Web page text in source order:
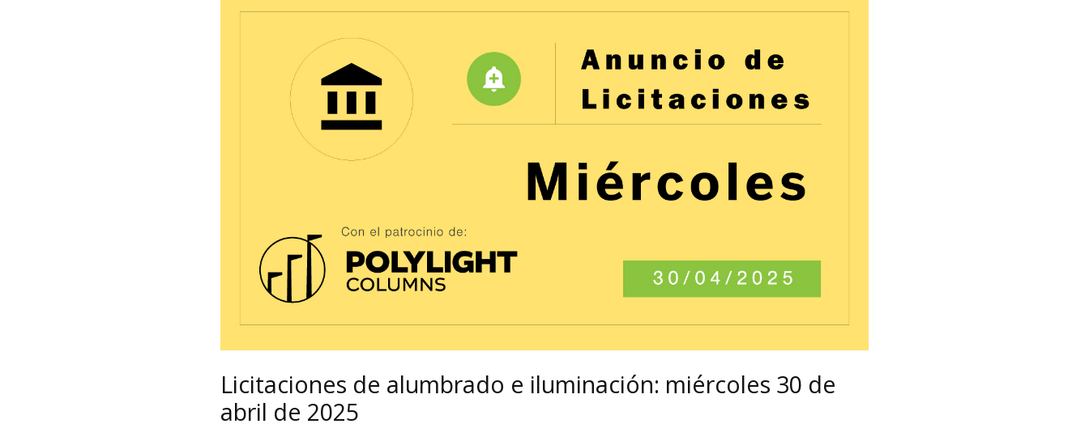
Licitaciones de alumbrado e iluminación: miércoles 30 de
abril de 2025